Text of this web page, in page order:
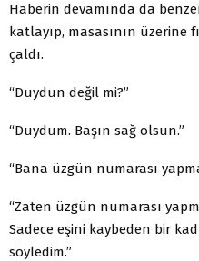
Haberin devamında da
katlayıp, masasının üzerine
çaldı.
“Duydun değil mi?”
“Duydum. Başın sağ olsun.”
“Bana üzgün numarası
“Zaten üzgün numarası
Sadece eşini kaybeden bir
söyledim.”